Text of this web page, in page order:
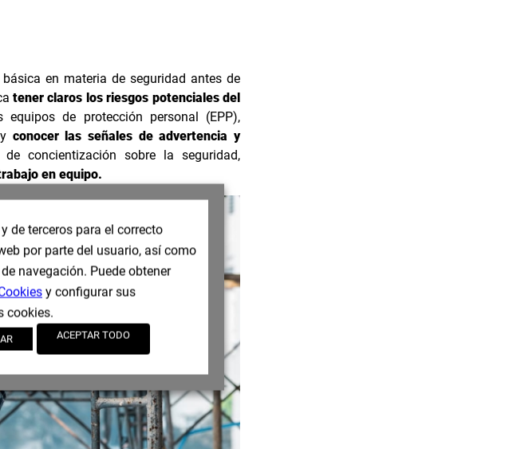
en materia de seguridad antes de
tener claros los riesgos potenciales del
de protección personal (EPP),
conocer las señales de advertencia y
concientización sobre la seguridad,
en equipo.
de terceros para el correcto
por parte del usuario, así como
navegación. Puede obtener
y configurar sus
cookies.
ACEPTAR TODO